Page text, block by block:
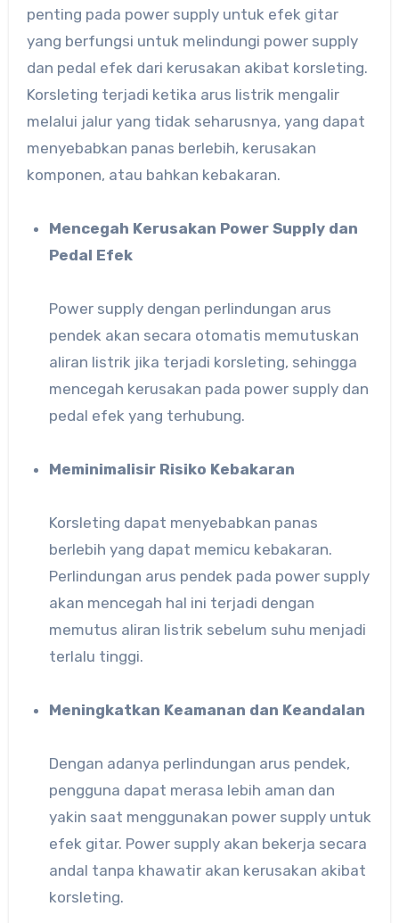
penting pada power supply untuk efek gitar
yang berfungsi untuk melindungi power supply
dan pedal efek dari kerusakan akibat korsleting.
Korsleting terjadi ketika arus listrik mengalir
melalui jalur yang tidak seharusnya, yang dapat
menyebabkan panas berlebih, kerusakan
komponen, atau bahkan kebakaran.
Mencegah Kerusakan Power Supply dan
Pedal Efek
Power supply dengan perlindungan arus
pendek akan secara otomatis memutuskan
aliran listrik jika terjadi korsleting, sehingga
mencegah kerusakan pada power supply dan
pedal efek yang terhubung.
Meminimalisir Risiko Kebakaran
Korsleting dapat menyebabkan panas
berlebih yang dapat memicu kebakaran.
Perlindungan arus pendek pada power supply
akan mencegah hal ini terjadi dengan
memutus aliran listrik sebelum suhu menjadi
terlalu tinggi.
Meningkatkan Keamanan dan Keandalan
Dengan adanya perlindungan arus pendek,
pengguna dapat merasa lebih aman dan
yakin saat menggunakan power supply untuk
efek gitar. Power supply akan bekerja secara
andal tanpa khawatir akan kerusakan akibat
korsleting.